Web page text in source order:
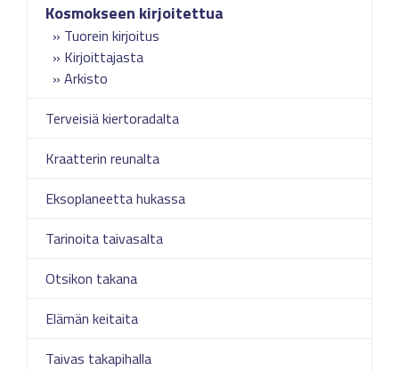
Kosmokseen kirjoitettua
Tuorein kirjoitus
Kirjoittajasta
Arkisto
Terveisiä kiertoradalta
Kraatterin reunalta
Eksoplaneetta hukassa
Tarinoita taivasalta
Otsikon takana
Elämän keitaita
Taivas takapihalla